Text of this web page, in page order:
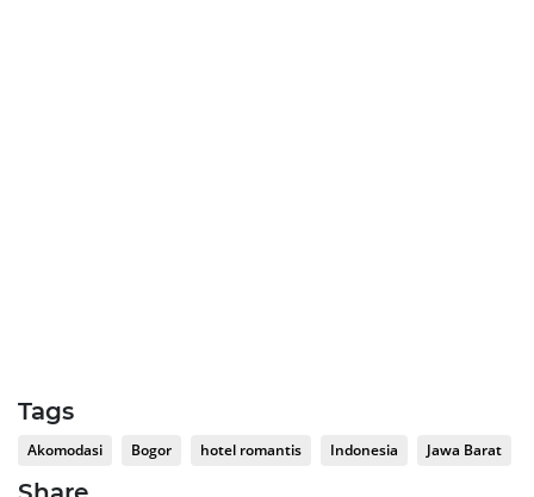
Tags
Akomodasi Bogor hotel romantis Indonesia Jawa Barat